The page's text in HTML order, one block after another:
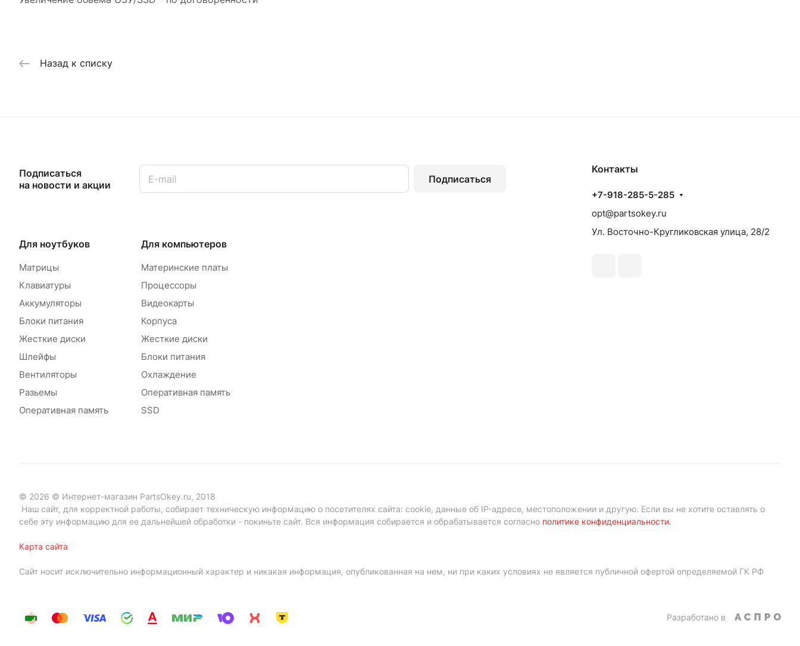
Назад к списку
Подписаться
на новости и акции
Подписаться
Для ноутбуков
Матрицы
Клавиатуры
Аккумуляторы
Блоки питания
Жесткие диски
Шлейфы
Вентиляторы
Разьемы
Оперативная память
Для компьютеров
Материнские платы
Процессоры
Видеокарты
Корпуса
Жесткие диски
Блоки питания
Охлаждение
Оперативная память
SSD
Контакты
+7-918-285-5-285
opt@partsokey.ru
Ул. Восточно-Кругликовская улица, 28/2
© 2026 © Интернет-магазин PartsOkey.ru, 2018
Наш сайт, для корректной работы, собирает техническую информацию о посетителях сайта: cookie, данные об IP-адресе, местоположении и другую. Если вы не хотите оставлять о
себе эту информацию для ее дальнейшей обработки - покиньте сайт. Вся информация собирается и обрабатывается согласно политике конфиденциальности.
Карта сайта
Сайт носит исключительно информационный характер и никакая информация, опубликованная на нем, ни при каких условиях не является публичной офертой определяемой ГК РФ
Разработано в